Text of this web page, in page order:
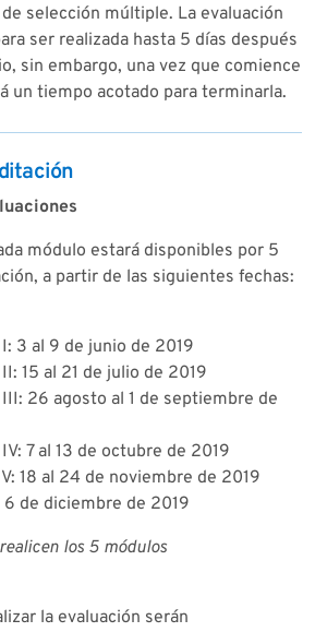
selección múltiple. La evaluación
ser realizada hasta 5 días después
sin embargo, una vez que comience
un tiempo acotado para terminarla.
módulo estará disponibles por 5
a partir de las siguientes fechas:
3 al 9 de junio de 2019
15 al 21 de julio de 2019
26 agosto al 1 de septiembre de
7 al 13 de octubre de 2019
18 al 24 de noviembre de 2019
de diciembre de 2019
los 5 módulos
la evaluación serán